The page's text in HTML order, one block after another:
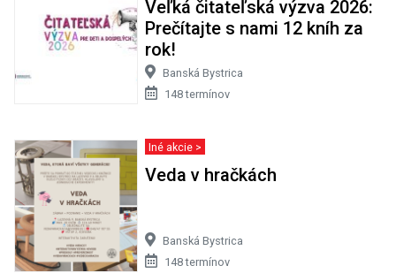
Veľká čitateľská výzva 2026:
Prečítajte s nami 12 kníh za
rok!
Banská Bystrica
148 termínov
Iné akcie >
Veda v hračkách
Banská Bystrica
148 termínov